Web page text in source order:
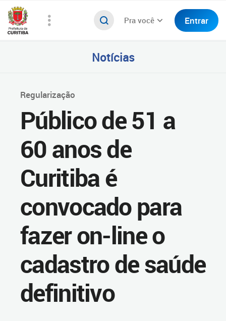
Pra você Entrar
Notícias
Regularização
Público de 51 a
60 anos de
Curitiba é
convocado para
fazer on-line o
cadastro de saúde
definitivo